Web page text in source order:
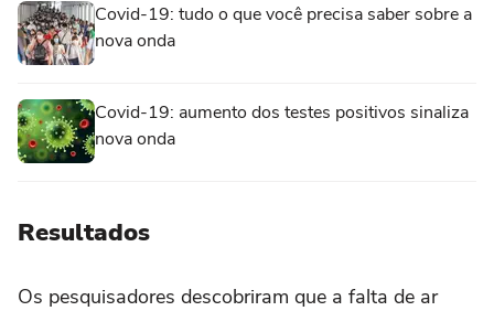
Covid-19: tudo o que você precisa saber sobre a
nova onda
Covid-19: aumento dos testes positivos sinaliza
nova onda
Resultados
Os pesquisadores descobriram que a falta de ar